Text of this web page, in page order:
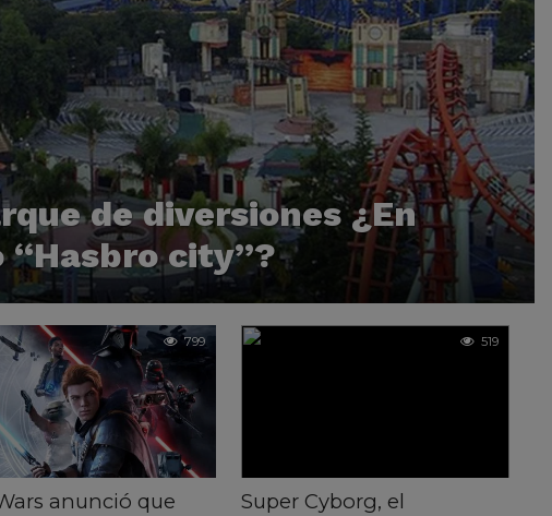
de diversiones ¿En
“Hasbro city”?
799
anunció que
519
Super Cyborg, el